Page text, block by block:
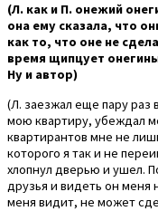
(Л. как и П. онежий
она ему сказала, что
как то, что оне не
время щипцует
Ну и автор)
(Л. заезжал еще пару раз
мою квартиру, убеждал
квартирантов мне не
которого я так и не
хлопнул дверью и ушел.
друзья и видеть он меня
меня видит, не может